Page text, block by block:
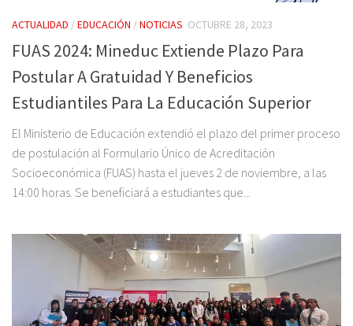
ACTUALIDAD /EDUCACIÓN /NOTICIAS OCTUBRE 28, 2023
FUAS 2024: Mineduc Extiende Plazo Para
Postular A Gratuidad Y Beneficios
Estudiantiles Para La Educación Superior
El Ministerio de Educación extendió el plazo del primer proceso
de postulación al Formulario Único de Acreditación
Socioeconómica (FUAS) hasta el jueves 2 de noviembre, a las
14:00 horas. Se beneficiará a estudiantes que...